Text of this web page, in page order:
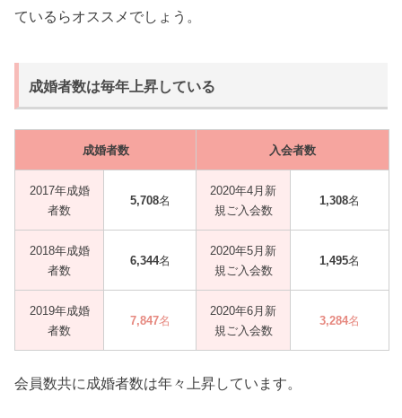
ているらオススメでしょう。
成婚者数は毎年上昇している
成婚者数 入会者数
2017年成婚
者数
5,708名
2020年4月新
規ご入会数
1,308名
2018年成婚
者数
6,344名
2020年5月新
規ご入会数
1,495名
2019年成婚
者数
7,847名
2020年6月新
規ご入会数
3,284名
会員数共に成婚者数は年々上昇しています。